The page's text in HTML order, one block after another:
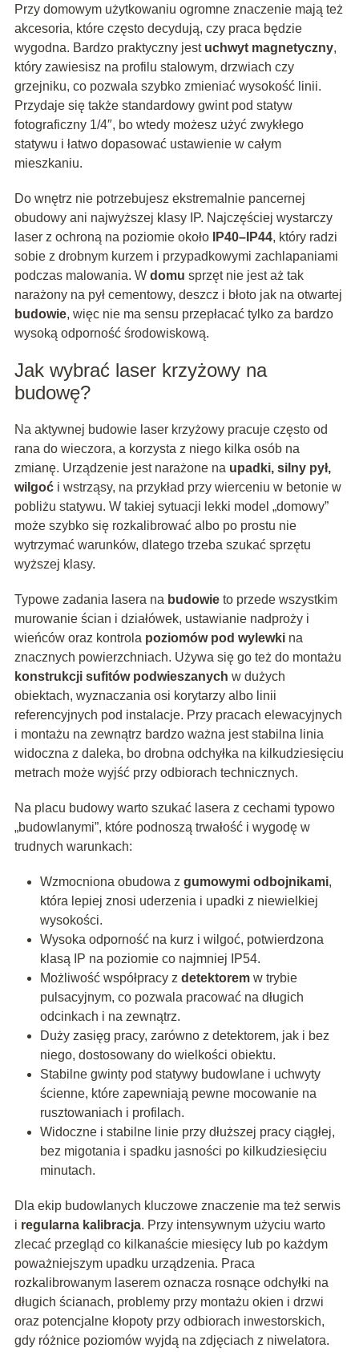
Przy domowym użytkowaniu ogromne znaczenie mają też
akcesoria, które często decydują, czy praca będzie
wygodna. Bardzo praktyczny jest uchwyt magnetyczny,
który zawiesisz na profilu stalowym, drzwiach czy
grzejniku, co pozwala szybko zmieniać wysokość linii.
Przydaje się także standardowy gwint pod statyw
fotograficzny 1/4″, bo wtedy możesz użyć zwykłego
statywu i łatwo dopasować ustawienie w całym
mieszkaniu.
Do wnętrz nie potrzebujesz ekstremalnie pancernej
obudowy ani najwyższej klasy IP. Najczęściej wystarczy
laser z ochroną na poziomie około
IP40–IP44, który radzi
sobie z drobnym kurzem i przypadkowymi zachlapaniami
podczas malowania. W domu sprzęt nie jest aż tak
narażony na pył cementowy, deszcz i błoto jak na otwartej
budowie, więc nie ma sensu przepłacać tylko za bardzo
wysoką odporność środowiskową.
Jak wybrać laser krzyżowy na
budowę?
Na aktywnej budowie laser krzyżowy pracuje często od
rana do wieczora, a korzysta z niego kilka osób na
zmianę. Urządzenie jest narażone na upadki, silny pył,
wilgoći wstrząsy, na przykład przy wierceniu w betonie w
pobliżu statywu. W takiej sytuacji lekki model „domowy”
może szybko się rozkalibrować albo po prostu nie
wytrzymać warunków, dlatego trzeba szukać sprzętu
wyższej klasy.
Typowe zadania lasera na budowieto przede wszystkim
murowanie ścian i działówek, ustawianie nadproży i
wieńców oraz kontrola poziomów pod wylewkina
znacznych powierzchniach. Używa się go też do montażu
konstrukcji sufitów podwieszanych w dużych
obiektach, wyznaczania osi korytarzy albo linii
referencyjnych pod instalacje. Przy pracach elewacyjnych
i montażu na zewnątrz bardzo ważna jest stabilna linia
widoczna z daleka, bo drobna odchyłka na kilkudziesięciu
metrach może wyjść przy odbiorach technicznych.
Na placu budowy warto szukać lasera z cechami typowo
„budowlanymi”, które podnoszą trwałość i wygodę w
trudnych warunkach:
Wzmocniona obudowa z gumowymi odbojnikami,
która lepiej znosi uderzenia i upadki z niewielkiej
wysokości.
Wysoka odporność na kurz i wilgoć, potwierdzona
klasą IP na poziomie co najmniej IP54.
Możliwość współpracy z detektoremw trybie
pulsacyjnym, co pozwala pracować na długich
odcinkach i na zewnątrz.
Duży zasięg pracy, zarówno z detektorem, jak i bez
niego, dostosowany do wielkości obiektu.
Stabilne gwinty pod statywy budowlane i uchwyty
ścienne, które zapewniają pewne mocowanie na
rusztowaniach i profilach.
Widoczne i stabilne linie przy dłuższej pracy ciągłej,
bez migotania i spadku jasności po kilkudziesięciu
minutach.
Dla ekip budowlanych kluczowe znaczenie ma też serwis
i regularna kalibracja. Przy intensywnym użyciu warto
zlecać przegląd co kilkanaście miesięcy lub po każdym
poważniejszym upadku urządzenia. Praca
rozkalibrowanym laserem oznacza rosnące odchyłki na
długich ścianach, problemy przy montażu okien i drzwi
oraz potencjalne kłopoty przy odbiorach inwestorskich,
gdy różnice poziomów wyjdą na zdjęciach z niwelatora.